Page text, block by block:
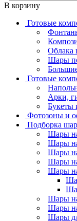
В корзину
Готовые
Облака
Шары
Готовые
Арки,
Букеты
Фотозоны и
Подборка
Шары
Шары
Шары
Шары
Шары
Шары
Шары
Шары